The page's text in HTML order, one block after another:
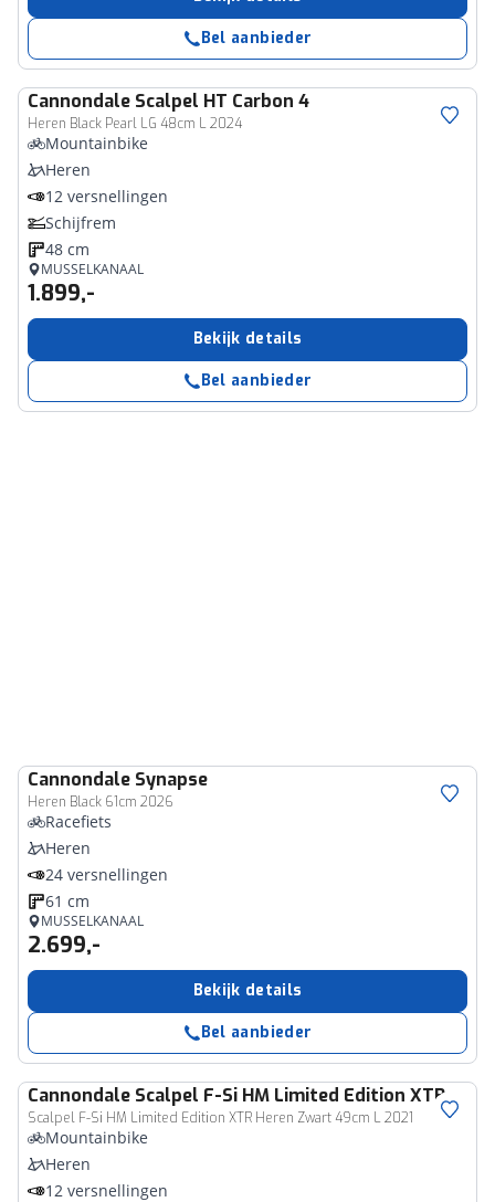
Bel aanbieder
Cannondale Scalpel HT Carbon 4
Heren Black Pearl LG 48cm L 2024
Mountainbike
Heren
12 versnellingen
Schijfrem
48 cm
MUSSELKANAAL
1.899,-
Bekijk details
Bel aanbieder
Cannondale Synapse
Heren Black 61cm 2026
Racefiets
Heren
24 versnellingen
61 cm
MUSSELKANAAL
2.699,-
Bekijk details
Bel aanbieder
Cannondale Scalpel F-Si HM Limited Edition XTR
Scalpel F-Si HM Limited Edition XTR Heren Zwart 49cm L 2021
Mountainbike
Heren
12 versnellingen